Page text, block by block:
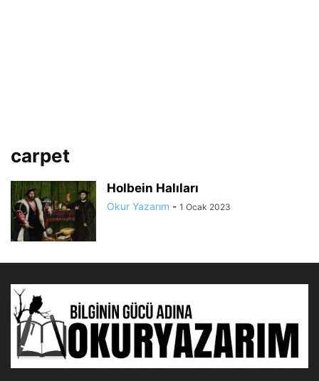
carpet
Holbein Halıları
Okur Yazarım - 1 Ocak 2023